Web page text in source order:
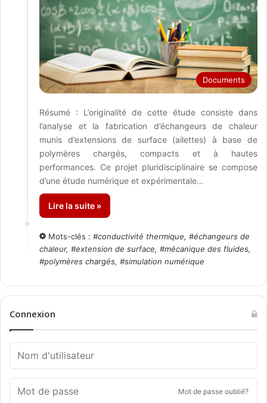
Documents
Résumé : L’originalité de cette étude consiste dans
l’analyse et la fabrication d’échangeurs de chaleur
munis d’extensions de surface (ailettes) à base de
polymères chargés, compacts et à hautes
performances. Ce projet pluridisciplinaire se compose
d’une étude numérique et expérimentale…
Lire la suite »
Mots-clés : #conductivité thermique, #échangeurs de
chaleur, #extension de surface, #mécanique des fluides,
#polymères chargés, #simulation numérique
Connexion
Mot de passe oublié?